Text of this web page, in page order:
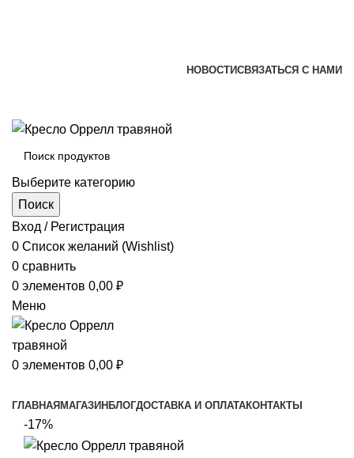
НОВОСТИСВЯЗАТЬСЯ С НАМИ
Выберите категорию
Поиск
Вход / Регистрация
0 Список желаний (Wishlist)
0 сравнить
0 элементов 0,00 ₽
Меню
0 элементов 0,00 ₽
ГЛАВНАЯ МАГАЗИН БЛОГДОСТАВКА И ОПЛАТАКОНТАКТЫ
-17%